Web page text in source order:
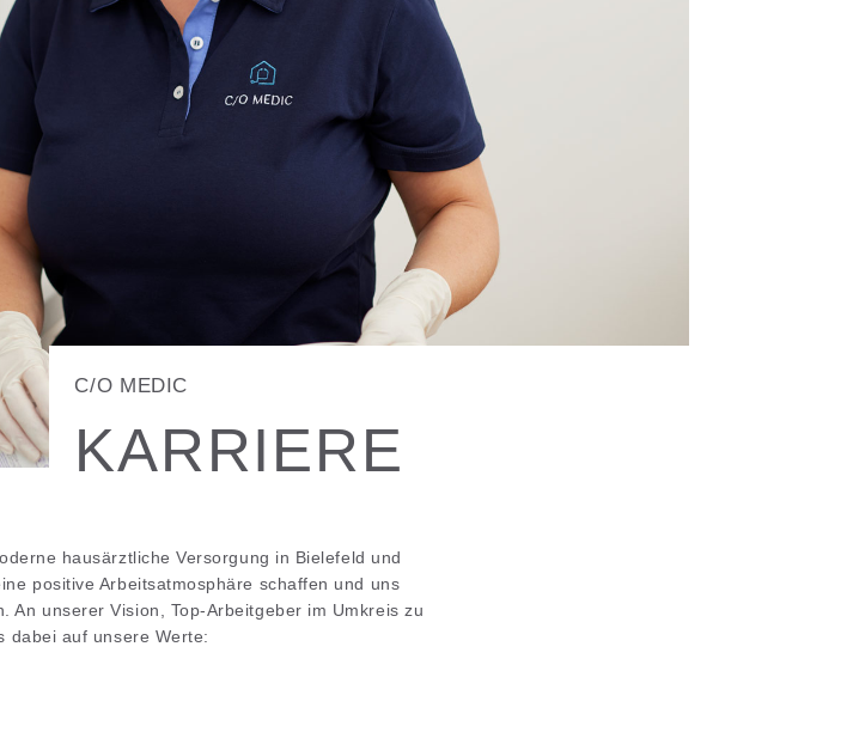
C/O MEDIC
KARRIERE
hausärztliche Versorgung in Bielefeld und
positive Arbeitsatmosphäre schaffen und uns
An unserer Vision, Top-Arbeitgeber im Umkreis zu
dabei auf unsere Werte: